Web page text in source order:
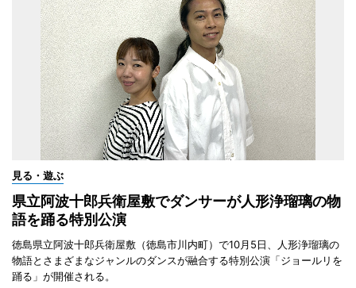
見る・遊ぶ
県立阿波十郎兵衛屋敷でダンサーが人形浄瑠璃の物
語を踊る特別公演
徳島県立阿波十郎兵衛屋敷（徳島市川内町）で10月5日、人形浄瑠璃の
物語とさまざまなジャンルのダンスが融合する特別公演「ジョールリを
踊る」が開催される。